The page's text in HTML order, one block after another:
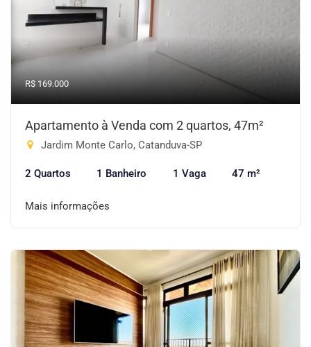
R$ 169.000
Apartamento à Venda com 2 quartos, 47m²
Jardim Monte Carlo, Catanduva-SP
2 Quartos 1 Banheiro 1 Vaga 47 m²
Mais informações